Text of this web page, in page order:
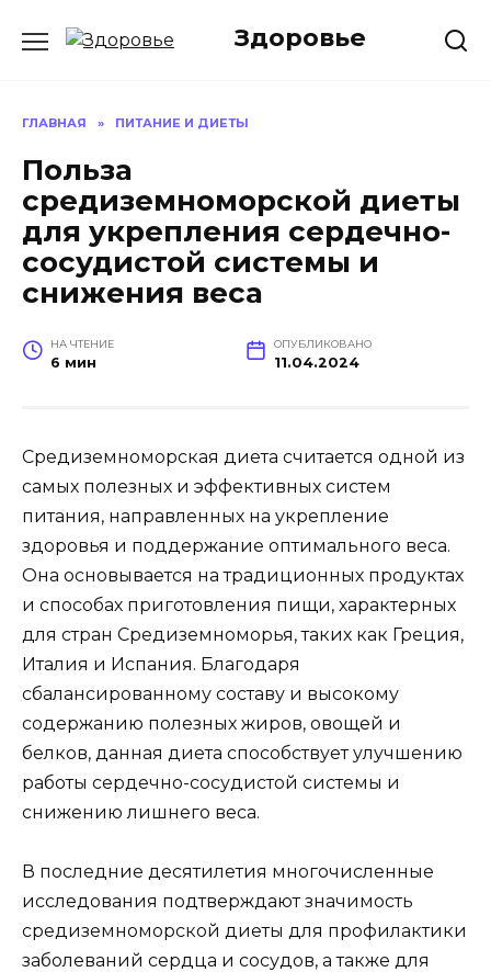
Здоровье
ГЛАВНАЯ » ПИТАНИЕ И ДИЕТЫ
Польза
средиземноморской диеты
для укрепления сердечно-
сосудистой системы и
снижения веса
НА ЧТЕНИЕ
6 мин
ОПУБЛИКОВАНО
11.04.2024
Средиземноморская диета считается одной из
самых полезных и эффективных систем
питания, направленных на укрепление
здоровья и поддержание оптимального веса.
Она основывается на традиционных продуктах
и способах приготовления пищи, характерных
для стран Средиземноморья, таких как Греция,
Италия и Испания. Благодаря
сбалансированному составу и высокому
содержанию полезных жиров, овощей и
белков, данная диета способствует улучшению
работы сердечно-сосудистой системы и
снижению лишнего веса.
В последние десятилетия многочисленные
исследования подтверждают значимость
средиземноморской диеты для профилактики
заболеваний сердца и сосудов, а также для